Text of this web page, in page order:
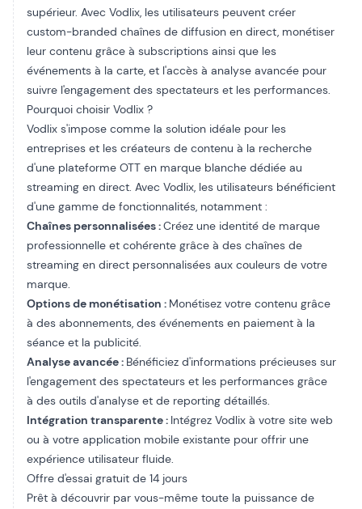
supérieur. Avec Vodlix, les utilisateurs peuvent créer
custom-branded chaînes de diffusion en direct, monétiser
leur contenu grâce à subscriptions ainsi que les
événements à la carte, et l'accès à analyse avancée pour
suivre l'engagement des spectateurs et les performances.
Pourquoi choisir Vodlix ?
Vodlix s'impose comme la solution idéale pour les
entreprises et les créateurs de contenu à la recherche
d'une plateforme OTT en marque blanche dédiée au
streaming en direct. Avec Vodlix, les utilisateurs bénéficient
d'une gamme de fonctionnalités, notamment :
Chaînes personnalisées :Créez une identité de marque
professionnelle et cohérente grâce à des chaînes de
streaming en direct personnalisées aux couleurs de votre
marque.
Options de monétisation : Monétisez votre contenu grâce
à des abonnements, des événements en paiement à la
séance et la publicité.
Analyse avancée : Bénéficiez d'informations précieuses sur
l'engagement des spectateurs et les performances grâce
à des outils d'analyse et de reporting détaillés.
Intégration transparente : Intégrez Vodlix à votre site web
ou à votre application mobile existante pour offrir une
expérience utilisateur fluide.
Offre d'essai gratuit de 14 jours
Prêt à découvrir par vous-même toute la puissance de